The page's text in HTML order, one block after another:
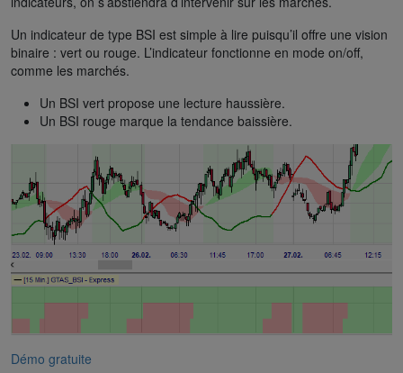
Un indicateur de type BSI est simple à lire puisqu’il offre une vision
binaire : vert ou rouge. L’indicateur fonctionne en mode on/off,
comme les marchés.
Un BSI vert propose une lecture haussière.
Un BSI rouge marque la tendance baissière.
Démo gratuite